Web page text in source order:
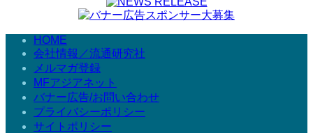
HOME
会社情報／流通研究社
メルマガ登録
MFアジアネット
バナー広告/お問い合わせ
プライバシーポリシー
サイトポリシー